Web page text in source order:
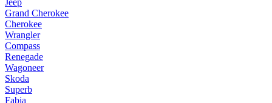
Jeep
Grand Cherokee
Cherokee
Wrangler
Compass
Renegade
Wagoneer
Skoda
Superb
Fabia